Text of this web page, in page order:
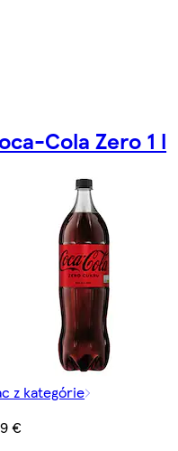
Cola Zero 1 l
z kategórie
€